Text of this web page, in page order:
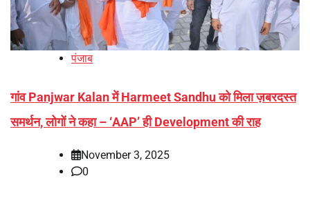
पंजाब
गांव Panjwar Kalan में Harmeet Sandhu को मिला ज़बरदस्त
समर्थन, लोगों ने कहा – ‘AAP’ ही Development की राह
November 3, 2025
0